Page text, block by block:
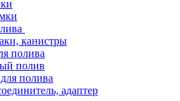
канистры
полива
полив
полива
адаптер